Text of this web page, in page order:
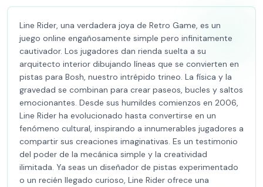
Line Rider, una verdadera joya de Retro Game, es un
juego online engañosamente simple pero infinitamente
cautivador. Los jugadores dan rienda suelta a su
arquitecto interior dibujando líneas que se convierten en
pistas para Bosh, nuestro intrépido trineo. La física y la
gravedad se combinan para crear paseos, bucles y saltos
emocionantes. Desde sus humildes comienzos en 2006,
Line Rider ha evolucionado hasta convertirse en un
fenómeno cultural, inspirando a innumerables jugadores a
compartir sus creaciones imaginativas. Es un testimonio
del poder de la mecánica simple y la creatividad
ilimitada. Ya seas un diseñador de pistas experimentado
o un recién llegado curioso, Line Rider ofrece una